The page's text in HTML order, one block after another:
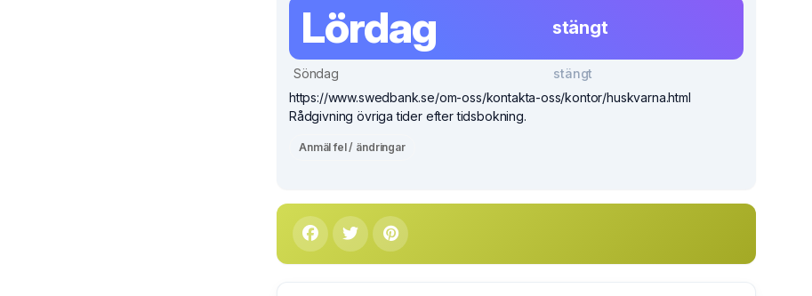
Lördag stängt
Söndag
stängt
https://www.swedbank.se/om-oss/kontakta-oss/kontor/huskvarna.html
Rådgivning övriga tider efter tidsbokning.
Anmäl fel / ändringar